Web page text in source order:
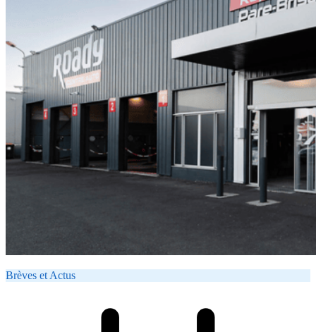
Brèves et Actus